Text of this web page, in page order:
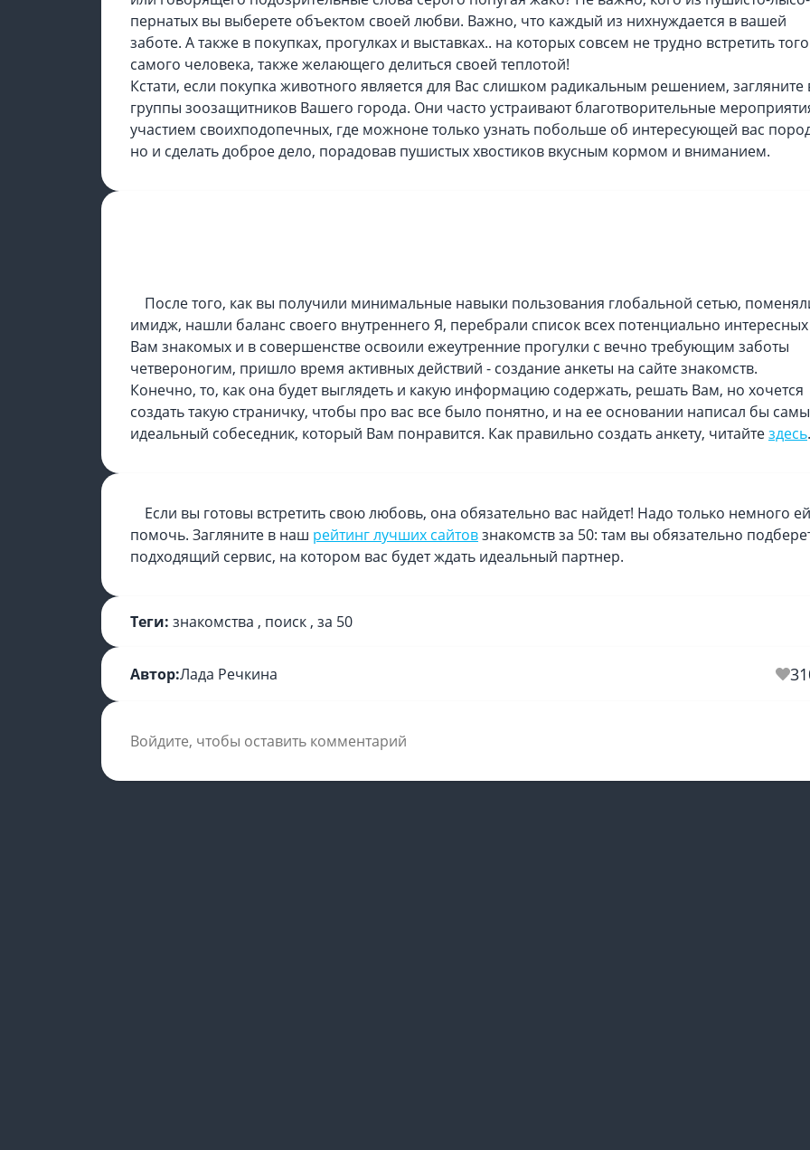
пернатых вы выберете объектом своей любви. Важно, что каждый из нихнуждается в вашей
заботе. А также в покупках, прогулках и выставках.. на которых совсем не трудно встретить того
самого человека, также желающего делиться своей теплотой!
Кстати, если покупка животного является для Вас слишком радикальным решением, загляните
группы зоозащитников Вашего города. Они часто устраивают благотворительные
участием своихподопечных, где можноне только узнать побольше об интересующей вас
но и сделать доброе дело, порадовав пушистых хвостиков вкусным кормом и вниманием.
После того, как вы получили минимальные навыки пользования глобальной сетью,
имидж, нашли баланс своего внутреннего Я, перебрали список всех потенциально интересных
Вам знакомых и в совершенстве освоили ежеутренние прогулки с вечно требующим заботы
четвероногим, пришло время активных действий - создание анкеты на сайте знакомств.
Конечно, то, как она будет выглядеть и какую информацию содержать, решать Вам, но хочется
создать такую страничку, чтобы про вас все было понятно, и на ее основании написал бы
идеальный собеседник, который Вам понравится. Как правильно создать анкету, читайтездесь.
Если вы готовы встретить свою любовь, она обязательно вас найдет! Надо только немного ей
помочь. Загляните в наш рейтинг лучших сайтовзнакомств за 50: там вы обязательно
подходящий сервис, на котором вас будет ждать идеальный партнер.
Теги: знакомства , поиск , за 50
Автор:Лада Речкина
Войдите, чтобы оставить комментарий